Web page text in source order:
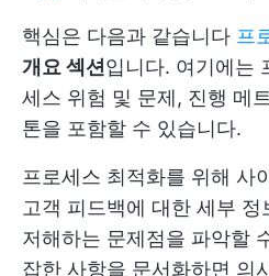
핵심은 다음과 같습니다 프
개요 섹션입니다. 여기에는
세스 위험 및 문제, 진행 메
톤을 포함할 수 있습니다.
프로세스 최적화를 위해 사
고객 피드백에 대한 세부
저해하는 문제점을 파악할
잡한 사항을 문서화하면 의